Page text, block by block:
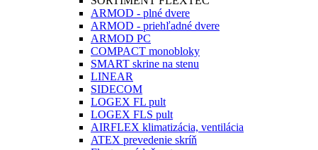
ARMOD - plné dvere
ARMOD - priehľadné dvere
ARMOD PC
COMPACT monobloky
SMART skrine na stenu
LINEAR
SIDECOM
LOGEX FL pult
LOGEX FLS pult
AIRFLEX klimatizácia, ventilácia
ATEX prevedenie skríň